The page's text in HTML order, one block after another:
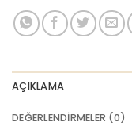
AÇIKLAMA
DEĞERLENDIRMELER (0)